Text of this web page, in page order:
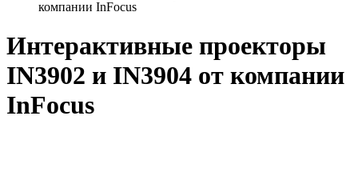
компании InFocus
Интерактивные проекторы
IN3902 и IN3904 от компании
InFocus